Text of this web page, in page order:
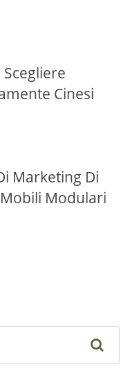
Cinesi
Marketing Di
Modulari